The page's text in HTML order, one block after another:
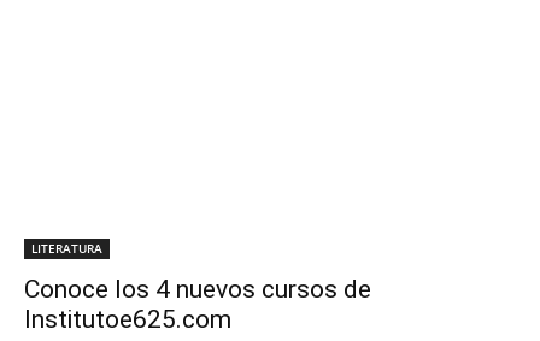
LITERATURA
Conoce los 4 nuevos cursos de
Institutoe625.com